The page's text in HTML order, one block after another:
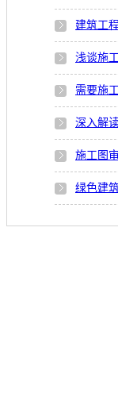
建筑工
浅谈施
需要施
深入解
施工图
绿色建